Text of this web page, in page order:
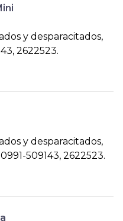
y desparacitados,
2622523.
y desparacitados,
509143, 2622523.